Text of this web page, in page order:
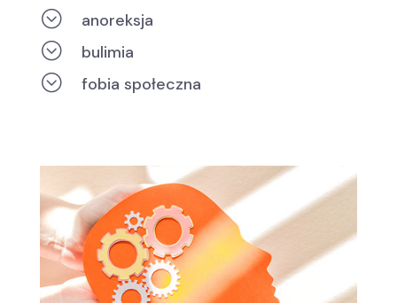
; anoreksja
; bulimia
; fobia społeczna